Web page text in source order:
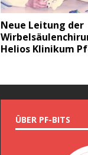
Neue Leitung der
Helios Klinikum
ÜBER PF-BITS